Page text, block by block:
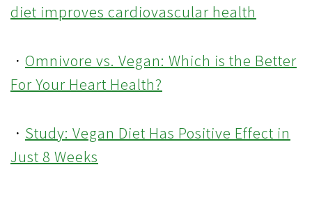
diet improves cardiovascular health
． Omnivore vs. Vegan: Which is the Better
For Your Heart Health?
． Study: Vegan Diet Has Positive Effect in
Just 8 Weeks